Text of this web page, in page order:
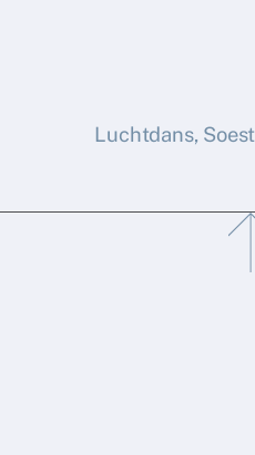
Luchtdans, Soest